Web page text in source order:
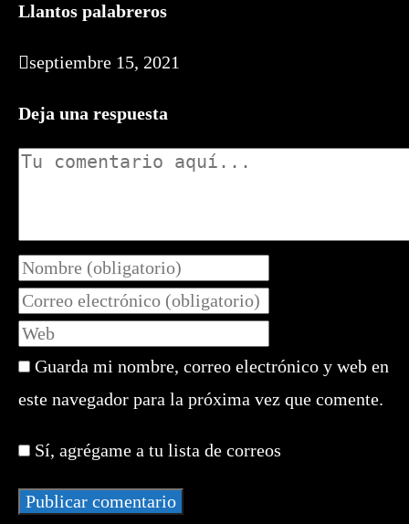
Llantos palabreros
septiembre 15, 2021
Deja una respuesta
Comentario
Introduce
tu
nombre
o
de
usuario
comentar
Introduce
tu
dirección
de
electrónico
comentar
Introduce
la
URL
de
web
(opcional)
Guarda mi nombre, correo electrónico y web en
este navegador para la próxima vez que comente.
Sí, agrégame a tu lista de correos